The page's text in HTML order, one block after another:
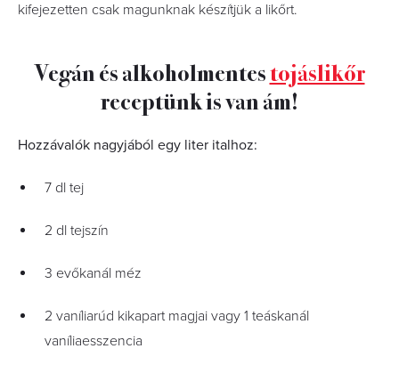
kifejezetten csak magunknak készítjük a likőrt.
Vegán és alkoholmentestojáslikőr
receptünk is van ám!
Hozzávalók nagyjából egy liter italhoz:
7 dl tej
2 dl tejszín
3 evőkanál méz
2 vaníliarúd kikapart magjai vagy 1 teáskanál
vaníliaesszencia